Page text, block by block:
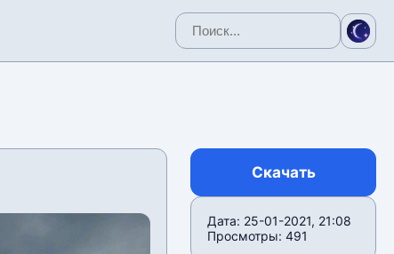
Скачать
Дата: 25-01-2021, 21:08
Просмотры: 491